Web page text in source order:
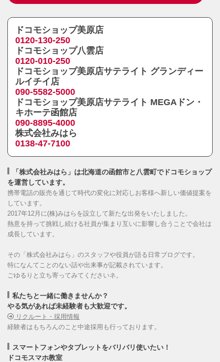
ドコモショップ美原店
0120-130-250
ドコモショップ八雲店
0120-010-250
ドコモショップ美原店サテライト グランディー
ルイチイ店
090-5582-5000
ドコモショップ美原店サテライト MEGAドン・
キホーテ函館店
090-8895-4000
株式会社みはら
0138-47-7100
「株式会社みはら」は北海道の函館市と八雲町でドコモショップ
を運営しています。
携帯電話の販売を通じて時代の変化に対応しお客様へ新しい価値提案を
しています。
2017年12月に(株)みはらを設立して新たな出発をいたしました。
熱意を持って挑戦し続ける社員が集まり互いに影響し合うことで会社は
成長しています。
その「株式会社みはら」のスタッフや役員が語る日常ブログです。
特になんてことのない話や出来事が記載されています。
ごゆるりと立ち寄ってみてくださいネ。
私たちと一緒に働きませんか？
やる気があれば未経験者も大歓迎です。
リクルート・採用情報
経験者はもちろんのこと中途採用も行っております。
スマートフォンやタブレットをバリバリ使いたい！
ドコモスマホ教室